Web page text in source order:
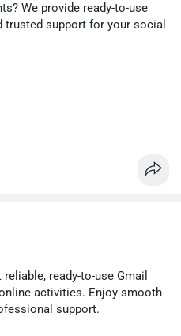
We provide ready-to-use
support for your social
ready-to-use Gmail
activities. Enjoy smooth
support.